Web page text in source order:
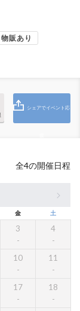
物販あり
シェアでイベント応
全4の開催日程
金 土
3 4
10 11
17 18